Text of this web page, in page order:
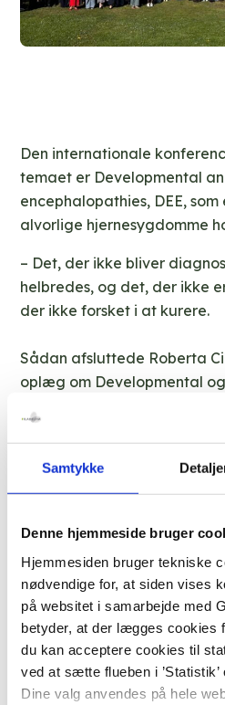
Samtykke
Denne hjemmeside bruger
Hjemmesiden bruger tekniske
nødvendige for, at siden vises
på websitet i samarbejde med
betyder, at der lægges cookies
du kan acceptere cookies til
ved at sætte flueben i ’Statistik’
Dine valg anvendes på hele
Den internationale
temaet er Developmental
encephalopathies, DEE,
alvorlige hjernesygdomme
– Det, der ikke bliver
helbredes, og det, der ikke
der ikke forsket i at kurere.
Sådan afsluttede Roberta
oplæg om Developmental
Encefalopatier, DEE på
konference om epilepsi,
En diagnose er vigtig.
lande for at vidensdele om
kompleks, at anfald kun er
På DICE 2026 holdt
om årsagerne til DEE’er,
hjernen, og hvilke nye